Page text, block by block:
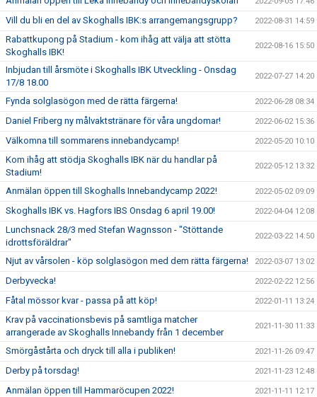
Vill du bli en del av Skoghalls IBK:s arrangemangsgrupp? 2022-08-31 14:59
Rabattkupong på Stadium - kom ihåg att välja att stötta
Skoghalls IBK!
2022-08-16 15:50
Inbjudan till årsmöte i Skoghalls IBK Utveckling - Onsdag
17/8 18.00
2022-07-27 14:20
Fynda solglasögon med de rätta färgerna! 2022-06-28 08:34
Daniel Friberg ny målvaktstränare för våra ungdomar! 2022-06-02 15:36
Välkomna till sommarens innebandycamp! 2022-05-20 10:10
Kom ihåg att stödja Skoghalls IBK när du handlar på
Stadium!
2022-05-12 13:32
Anmälan öppen till Skoghalls Innebandycamp 2022! 2022-05-02 09:09
Skoghalls IBK vs. Hagfors IBS Onsdag 6 april 19.00! 2022-04-04 12:08
Lunchsnack 28/3 med Stefan Wagnsson - "Stöttande
idrottsföräldrar"
2022-03-22 14:50
Njut av vårsolen - köp solglasögon med dem rätta färgerna! 2022-03-07 13:02
Derbyvecka! 2022-02-22 12:56
Fåtal mössor kvar - passa på att köp! 2022-01-11 13:24
Krav på vaccinationsbevis på samtliga matcher
arrangerade av Skoghalls Innebandy från 1 december
2021-11-30 11:33
Smörgåstårta och dryck till alla i publiken! 2021-11-26 09:47
Derby på torsdag! 2021-11-23 12:48
Anmälan öppen till Hammaröcupen 2022! 2021-11-11 12:17